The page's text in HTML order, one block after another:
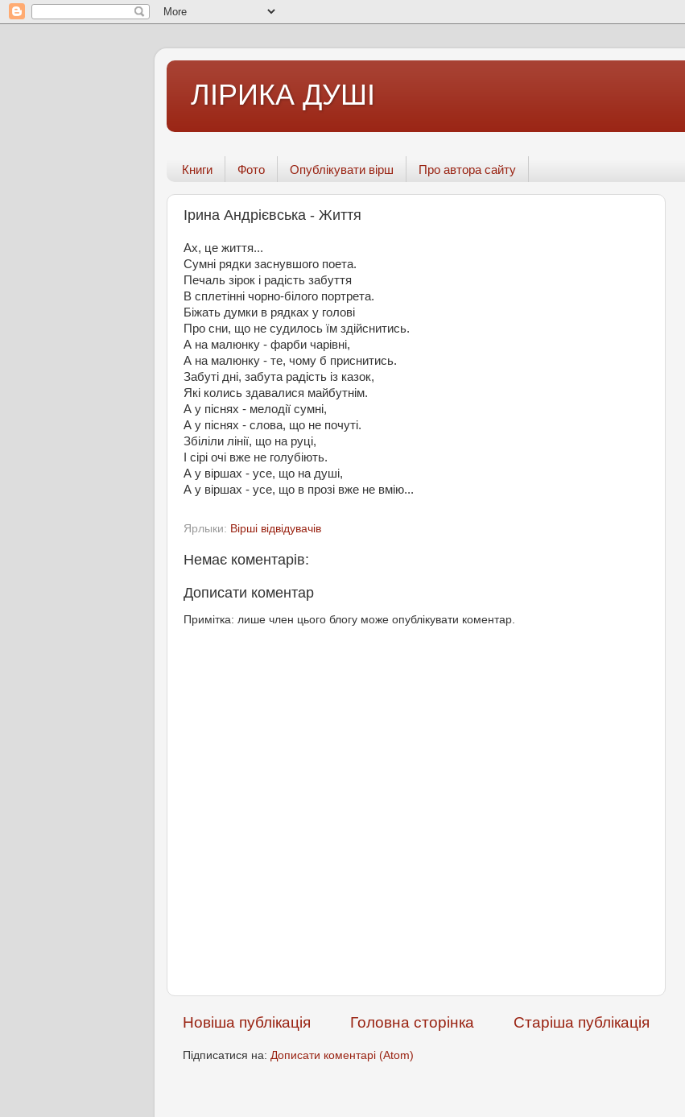
ЛІРИКА ДУШІ
Книги Фото Опублікувати вірш Про автора сайту
Ірина Андрієвська - Життя
Ах, це життя...
Сумні рядки заснувшого поета.
Печаль зірок і радість забуття
В сплетінні чорно-білого портрета.
Біжать думки в рядках у голові
Про сни, що не судилось їм здійснитись.
А на малюнку - фарби чарівні,
А на малюнку - те, чому б приснитись.
Забуті дні, забута радість із казок,
Які колись здавалися майбутнім.
А у піснях - мелодії сумні,
А у піснях - слова, що не почуті.
Збіліли лінії, що на руці,
І сірі очі вже не голубіють.
А у віршах - усе, що на душі,
А у віршах - усе, що в прозі вже не вмію...
Ярлыки: Вірші відвідувачів
Немає коментарів:
Дописати коментар
Примітка: лише член цього блогу може опублікувати коментар.
Новіша публікація Старіша публікація
Головна сторінка
Підписатися на: Дописати коментарі (Atom)